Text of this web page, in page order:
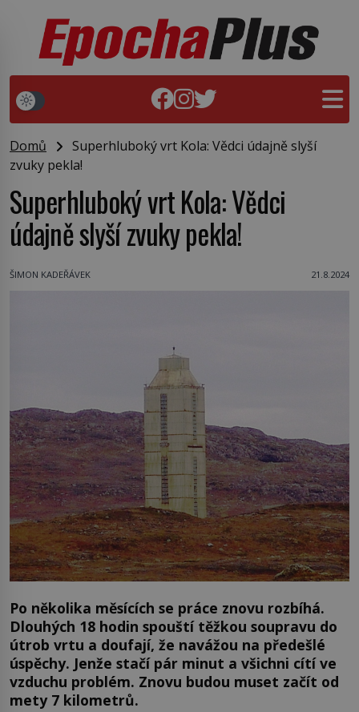
Domů
Superhluboký vrt Kola: Vědci údajně slyší
zvuky pekla!
Superhluboký vrt Kola: Vědci
údajně slyší zvuky pekla!
ŠIMON KADEŘÁVEK 21.8.2024
Po několika měsících se práce znovu rozbíhá.
Dlouhých 18 hodin spouští těžkou soupravu do
útrob vrtu a doufají, že navážou na předešlé
úspěchy. Jenže stačí pár minut a všichni cítí ve
vzduchu problém. Znovu budou muset začít od
mety 7 kilometrů.